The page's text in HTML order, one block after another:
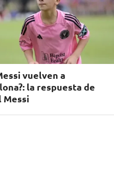
vuelven a
la respuesta de
Messi